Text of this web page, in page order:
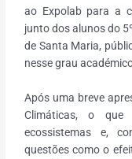
ao Expolab para a
junto dos alunos do
de Santa Maria,
nesse grau
Após uma breve
Climáticas, o
ecossistemas e,
questões como o